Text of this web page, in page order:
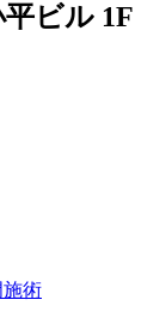
平ビル 1F
術